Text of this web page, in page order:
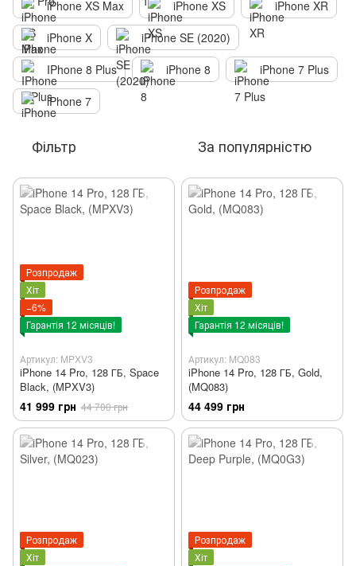
iPhone XS Max
iPhone XS
iPhone XR
iPhone X
iPhone SE (2020)
IPhone 8 Plus
iPhone 8
iPhone 7 Plus
iPhone 7
Фільтр За популярністю
Розпродаж
Хіт
−6%
Гарантія 12 місяців!
Артикул: MPXV3
iPhone 14 Pro, 128 ГБ, Space
Black, (MPXV3)
41 999 грн 44 700 грн
Розпродаж
Хіт
Гарантія 12 місяців!
Артикул: MQ083
iPhone 14 Pro, 128 ГБ, Gold,
(MQ083)
44 499 грн
Розпродаж
Хіт
Розпродаж
Хіт